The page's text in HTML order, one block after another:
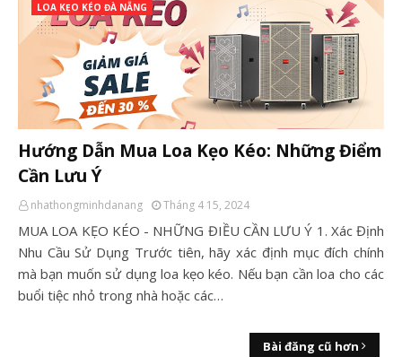
LOA KẸO KÉO ĐÀ NẴNG
Hướng Dẫn Mua Loa Kẹo Kéo: Những Điểm
Cần Lưu Ý
nhathongminhdanang Tháng 4 15, 2024
MUA LOA KẸO KÉO - NHỮNG ĐIỀU CẦN LƯU Ý 1. Xác Định
Nhu Cầu Sử Dụng Trước tiên, hãy xác định mục đích chính
mà bạn muốn sử dụng loa kẹo kéo. Nếu bạn cần loa cho các
buổi tiệc nhỏ trong nhà hoặc các…
Bài đăng cũ hơn